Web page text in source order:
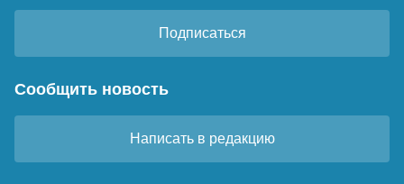
Подписаться
Сообщить новость
Написать в редакцию